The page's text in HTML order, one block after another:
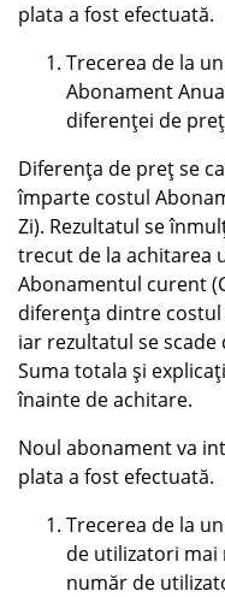
plata a fost efectuată.
Trecerea de la
Abonament
diferenței de
Diferența de preț se
împarte costul
Zi). Rezultatul se
trecut de la achitarea
Abonamentul curent
diferența dintre
iar rezultatul se
Suma totala și
înainte de achitare.
Noul abonament va
plata a fost efectuată.
Trecerea de la
de utilizatori mai
număr de